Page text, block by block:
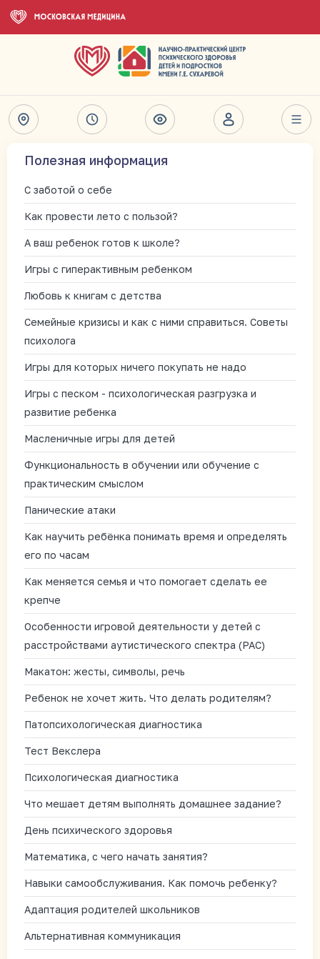
Полезная информация
С заботой о себе
Как провести лето с пользой?
А ваш ребенок готов к школе?
Игры с гиперактивным ребенком
Любовь к книгам с детства
Семейные кризисы и как с ними справиться. Советы
психолога
Игры для которых ничего покупать не надо
Игры с песком - психологическая разгрузка и
развитие ребенка
Масленичные игры для детей
Функциональность в обучении или обучение с
практическим смыслом
Панические атаки
Как научить ребёнка понимать время и определять
его по часам
Как меняется семья и что помогает сделать ее
крепче
Особенности игровой деятельности у детей с
расстройствами аутистического спектра (РАС)
Макатон: жесты, символы, речь
Ребенок не хочет жить. Что делать родителям?
Патопсихологическая диагностика
Тест Векслера
Психологическая диагностика
Что мешает детям выполнять домашнее задание?
День психического здоровья
Математика, с чего начать занятия?
Навыки самообслуживания. Как помочь ребенку?
Адаптация родителей школьников
Альтернативная коммуникация